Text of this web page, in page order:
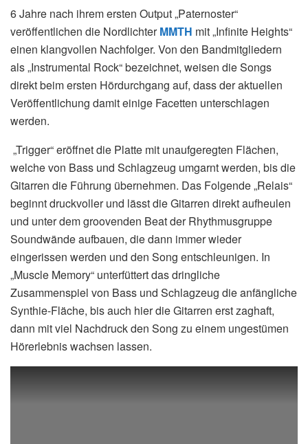
6 Jahre nach ihrem ersten Output „Paternoster“
veröffentlichen die NordlichterMMTH mit „Infinite Heights“
einen klangvollen Nachfolger. Von den Bandmitgliedern
als „Instrumental Rock“ bezeichnet, weisen die Songs
direkt beim ersten Hördurchgang auf, dass der aktuellen
Veröffentlichung damit einige Facetten unterschlagen
werden.
„Trigger“ eröffnet die Platte mit unaufgeregten Flächen,
welche von Bass und Schlagzeug umgarnt werden, bis die
Gitarren die Führung übernehmen. Das Folgende „Relais“
beginnt druckvoller und lässt die Gitarren direkt aufheulen
und unter dem groovenden Beat der Rhythmusgruppe
Soundwände aufbauen, die dann immer wieder
eingerissen werden und den Song entschleunigen. In
„Muscle Memory“ unterfüttert das dringliche
Zusammenspiel von Bass und Schlagzeug die anfängliche
Synthie-Fläche, bis auch hier die Gitarren erst zaghaft,
dann mit viel Nachdruck den Song zu einem ungestümen
Hörerlebnis wachsen lassen.